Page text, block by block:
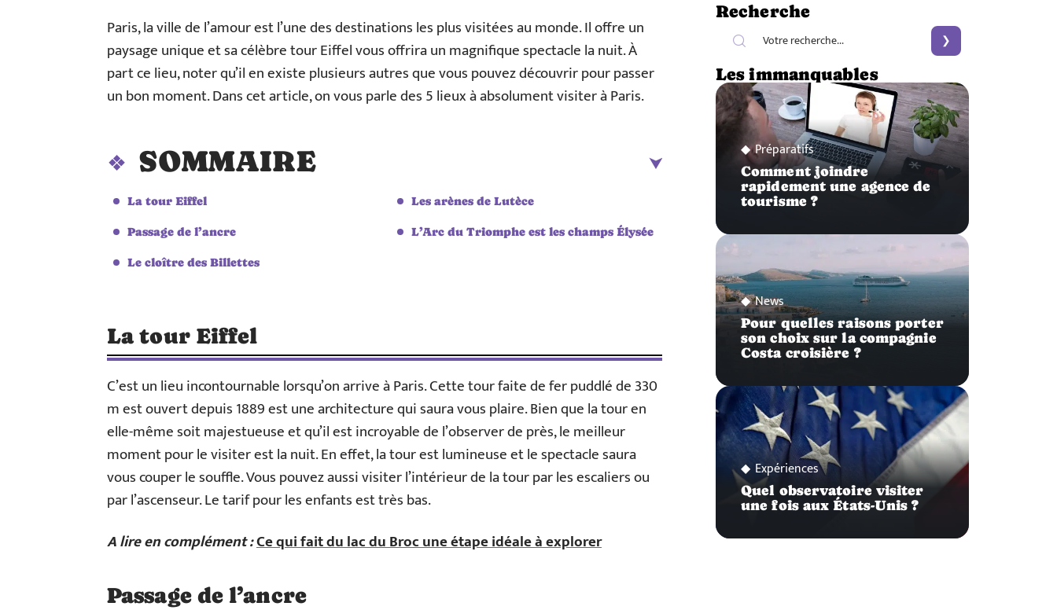
Paris, la ville de l’amour est l’une des destinations les plus visitées au monde. Il offre un
paysage unique et sa célèbre tour Eiffel vous offrira un magnifique spectacle la nuit. À
part ce lieu, noter qu’il en existe plusieurs autres que vous pouvez découvrir pour passer
un bon moment. Dans cet article, on vous parle des 5 lieux à absolument visiter à Paris.
SOMMAIRE
La tour Eiffel
Passage de l’ancre
Le cloître des Billettes
Les arènes de Lutèce
L’Arc du Triomphe est les champs Élysée
La tour Eiffel
C’est un lieu incontournable lorsqu’on arrive à Paris. Cette tour faite de fer puddlé de 330
m est ouvert depuis 1889 est une architecture qui saura vous plaire. Bien que la tour en
elle-même soit majestueuse et qu’il est incroyable de l’observer de près, le meilleur
moment pour le visiter est la nuit. En effet, la tour est lumineuse et le spectacle saura
vous couper le souffle. Vous pouvez aussi visiter l’intérieur de la tour par les escaliers ou
par l’ascenseur. Le tarif pour les enfants est très bas.
A lire en complément :Ce qui fait du lac du Broc une étape idéale à explorer
Passage de l’ancre
Recherche
Les immanquables
Préparatifs
Comment joindre
rapidement une agence de
tourisme ?
News
Pour quelles raisons porter
son choix sur la compagnie
Costa croisière ?
Expériences
Quel observatoire visiter
une fois aux États-Unis ?